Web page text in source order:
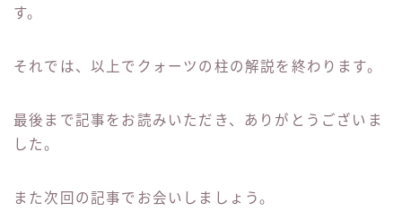
す。
それでは、以上でクォーツの柱の解説を終わります。
最後まで記事をお読みいただき、ありがとうございま
した。
また次回の記事でお会いしましょう。